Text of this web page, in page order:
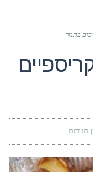
בתנור
תגובות